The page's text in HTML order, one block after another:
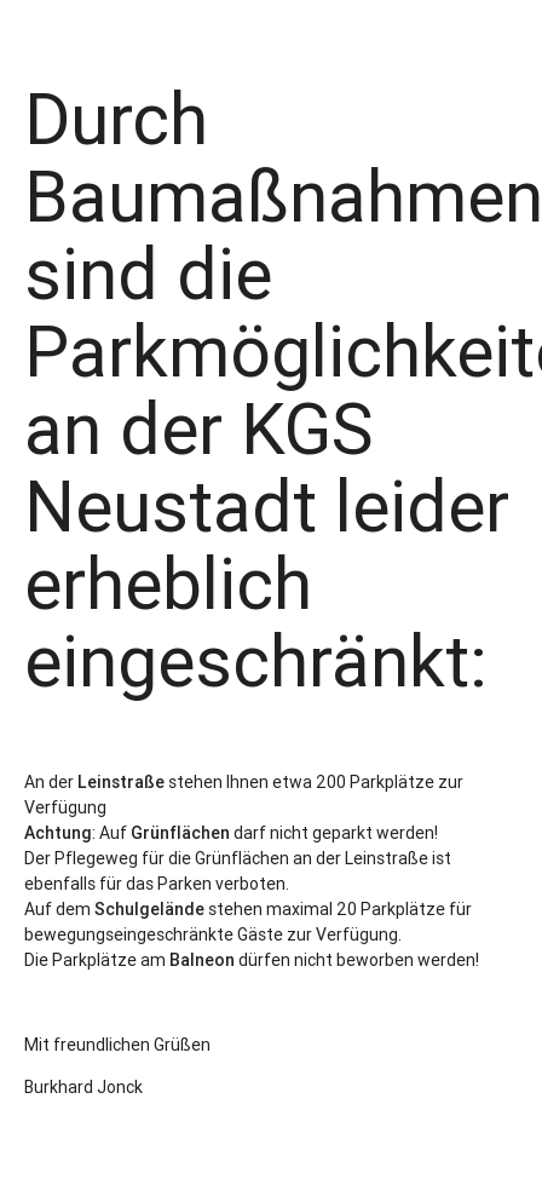
Durch
Baumaßnahmen
sind die
an der KGS
Neustadt leider
erheblich
eingeschränkt:
An der Leinstraße stehen Ihnen etwa 200 Parkplätze zur
Verfügung
Achtung: Auf Grünflächen darf nicht geparkt werden!
Der Pflegeweg für die Grünflächen an der Leinstraße ist
ebenfalls für das Parken verboten.
Auf dem Schulgelände stehen maximal 20 Parkplätze für
bewegungseingeschränkte Gäste zur Verfügung.
Die Parkplätze am Balneon dürfen nicht beworben werden!
Mit freundlichen Grüßen
Burkhard Jonck